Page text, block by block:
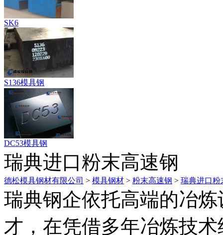
SK6
S136模具钢
DC53模具钢
瑞典进口粉末高速钢
德松模具钢材有限公司 > 模具钢材 > 粉末高速钢 > 瑞典进口粉
瑞典钢企依托高端的冶
才，在凭借多年冶炼技